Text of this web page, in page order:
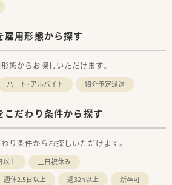
雇用形態から探す
態からお探しいただけます。
パート・アルバイト 紹介予定派遣
こだわり条件から探す
り条件からお探しいただけます。
以上
土日祝休み
週休2.5日以上 週32h以上
新卒可